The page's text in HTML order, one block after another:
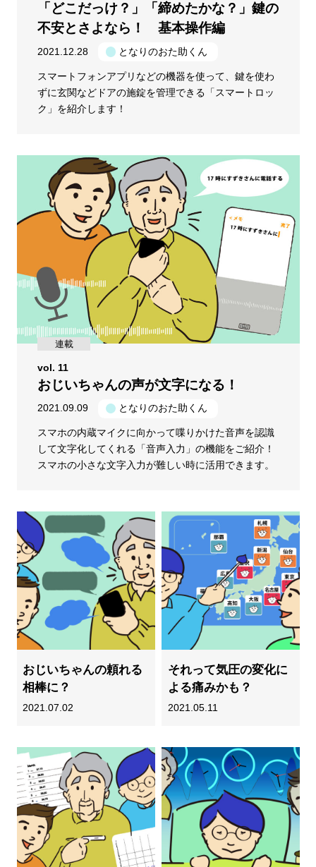
「どこだっけ？」「締めたかな？」鍵の
不安とさよなら！ 基本操作編
2021.12.28 となりのおた助くん
スマートフォンアプリなどの機器を使って、鍵を使わ
ずに玄関などドアの施錠を管理できる「スマートロッ
ク」を紹介します！
連載
vol. 11
おじいちゃんの声が文字になる！
2021.09.09 となりのおた助くん
スマホの内蔵マイクに向かって喋りかけた音声を認識
して文字化してくれる「音声入力」の機能をご紹介！
スマホの小さな文字入力が難しい時に活用できます。
おじいちゃんの頼れる
相棒に？
2021.07.02
それって気圧の変化に
よる痛みかも？
2021.05.11